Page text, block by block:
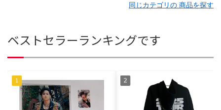
同じカテゴリの 商品を探す
ベストセラーランキングです